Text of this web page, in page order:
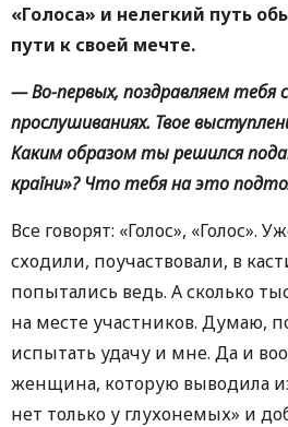
«Голоса» и нелегкий путь
пути к своей мечте.
— Во-первых, поздравляем тебя
прослушиваниях. Твое
Каким образом ты решился
країни»? Что тебя на это
Все говорят: «Голос», «Голос».
сходили, поучаствовали, в
попытались ведь. А сколько
на месте участников. Думаю,
испытать удачу и мне. Да и
женщина, которую выводила из
нет только у глухонемых» и